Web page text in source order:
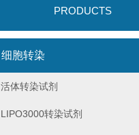
PRODUCTS
细胞转染
活体转染试剂
LIPO3000转染试剂